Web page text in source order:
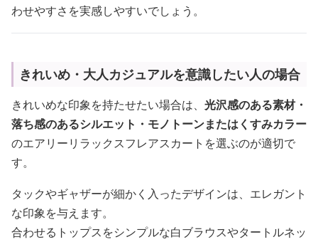
わせやすさを実感しやすいでしょう。
きれいめ・大人カジュアルを意識したい人の場合
きれいめな印象を持たせたい場合は、 光沢感のある素材・
落ち感のあるシルエット・モノトーンまたはくすみカラー
のエアリーリラックスフレアスカートを選ぶのが適切で
す。
タックやギャザーが細かく入ったデザインは、エレガント
な印象を与えます。
合わせるトップスをシンプルな白ブラウスやタートルネッ